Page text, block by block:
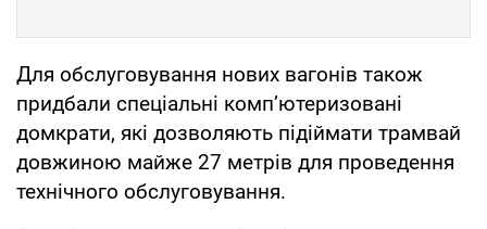
Для обслуговування нових вагонів також
придбали спеціальні комп’ютеризовані
домкрати, які дозволяють підіймати трамвай
довжиною майже 27 метрів для проведення
технічного обслуговування.